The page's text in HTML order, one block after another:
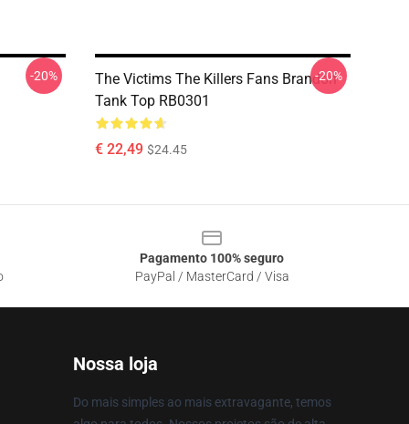
-20%
The Victims The Killers Fans Brandon
Tank Top RB0301
€ 22,49 $24.45
-20%
Pagamento 100% seguro
PayPal / MasterCard / Visa
Nossa loja
Do mais simples ao mais extravagante, temos